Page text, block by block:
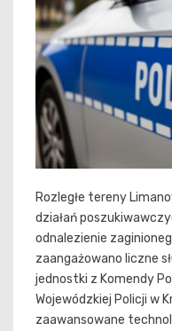
Rozległe tereny
działań
odnalezienie
zaangażowano liczne
jednostki z Komendy
Wojewódzkiej Policji w
zaawansowane